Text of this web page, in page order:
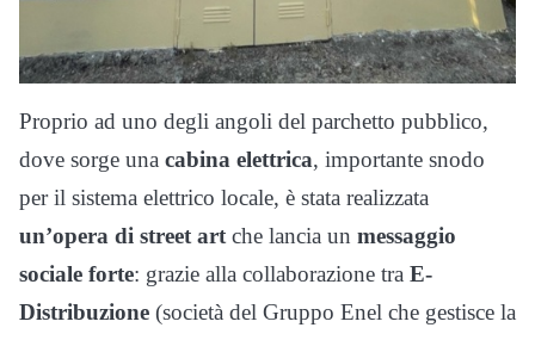
Proprio ad uno degli angoli del parchetto pubblico,
dove sorge una cabina elettrica, importante snodo
per il sistema elettrico locale, è stata realizzata
un’opera di street artche lancia un messaggio
sociale forte: grazie alla collaborazione tra E-
Distribuzione (società del Gruppo Enel che gestisce la